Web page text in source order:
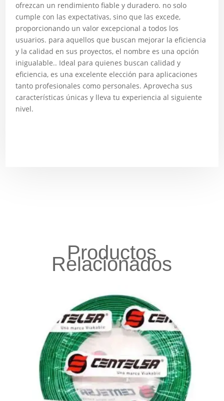
ofrezcan un rendimiento fiable y duradero. no solo
cumple con las expectativas, sino que las excede,
proporcionando un valor excepcional a todos los
usuarios. para aquellos que buscan mejorar la eficiencia
y la calidad en sus proyectos, el nombre es una opción
inigualable.. Ideal para quienes buscan calidad y
eficiencia, es una excelente elección para aplicaciones
tanto profesionales como personales. Aprovecha sus
características únicas y lleva tu experiencia al siguiente
nivel.
Productos
Relacionados